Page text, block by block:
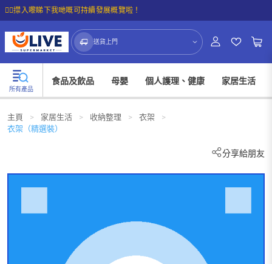
☝🏼㩒入嚟睇下我哋嘅可持續發展概覽啦！
送貨上門
所有產品
食品及飲品 母嬰 個人護理、健康 家居生活
主頁 > 家居生活 > 收納整理 > 衣架
>
衣架（精選裝）
分享給朋友